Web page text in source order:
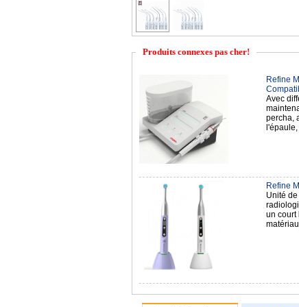
Produits connexes pas cher!
Refine
Avec
percha,
Refine
Unité
un court